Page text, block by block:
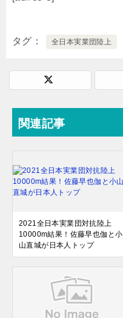
タグ 全日本実業団陸上
関連記事
2021全日本実業団対抗陸上
10000m結果！佐藤早也伽と小
山直城が日本人トップ